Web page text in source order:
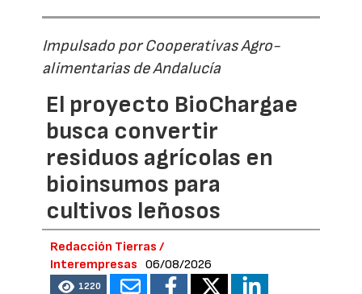
Impulsado por Cooperativas Agro-
alimentarias de Andalucía
El proyecto BioChargae
busca convertir
residuos agrícolas en
bioinsumos para
cultivos leñosos
Redacción Tierras /
Interempresas
06/08/2026
1220